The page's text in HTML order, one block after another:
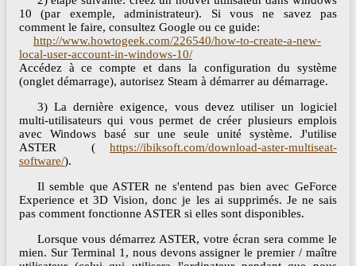
10 (par exemple, administrateur). Si vous ne savez pas
comment le faire, consultez Google ou ce guide:
http://www.howtogeek.com/226540/how-to-create-a-new-
local-user-account-in-windows-10/
Accédez à ce compte et dans la configuration du système
(onglet démarrage), autorisez Steam à démarrer au démarrage.
3) La dernière exigence, vous devez utiliser un logiciel
multi-utilisateurs qui vous permet de créer plusieurs emplois
avec Windows basé sur une seule unité système. J'utilise
ASTER (
https://ibiksoft.com/download-aster-multiseat-
software/).
Il semble que ASTER ne s'entend pas bien avec GeForce
Experience et 3D Vision, donc je les ai supprimés. Je ne sais
pas comment fonctionne ASTER si elles sont disponibles.
Lorsque vous démarrez ASTER, votre écran sera comme le
mien. Sur Terminal 1, nous devons assigner le premier / maître